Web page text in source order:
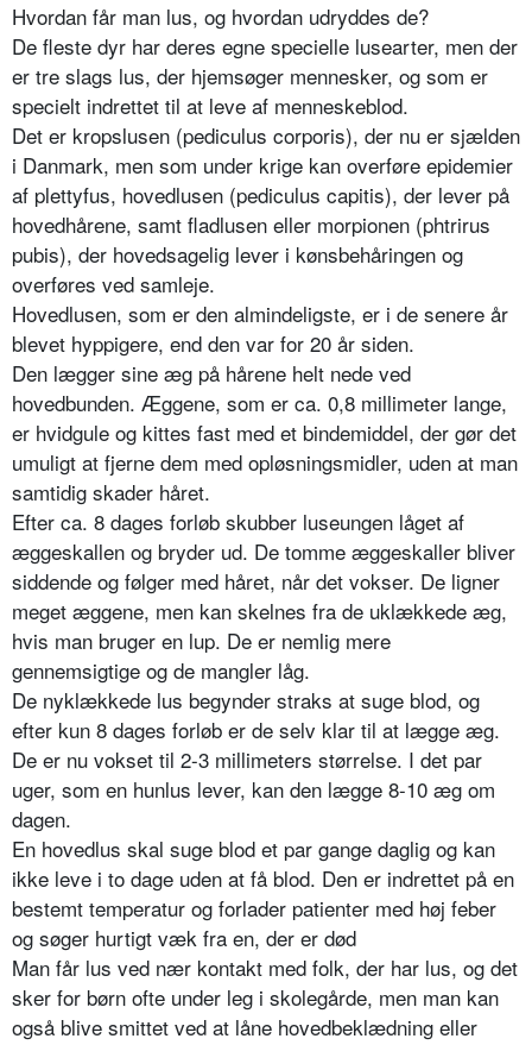
Hvordan får man lus, og hvordan udryddes de?
De fleste dyr har deres egne specielle lusearter, men der
er tre slags lus, der hjemsøger mennesker, og som er
specielt indrettet til at leve af menneskeblod.
Det er kropslusen (pediculus corporis), der nu er sjælden
i Danmark, men som under krige kan overføre epidemier
af plettyfus, hovedlusen (pediculus capitis), der lever på
hovedhårene, samt fladlusen eller morpionen (phtrirus
pubis), der hovedsagelig lever i kønsbehåringen og
overføres ved samleje.
Hovedlusen, som er den almindeligste, er i de senere år
blevet hyppigere, end den var for 20 år siden.
Den lægger sine æg på hårene helt nede ved
hovedbunden. Æggene, som er ca. 0,8 millimeter lange,
er hvidgule og kittes fast med et bindemiddel, der gør det
umuligt at fjerne dem med opløsningsmidler, uden at man
samtidig skader håret.
Efter ca. 8 dages forløb skubber luseungen låget af
æggeskallen og bryder ud. De tomme æggeskaller bliver
siddende og følger med håret, når det vokser. De ligner
meget æggene, men kan skelnes fra de uklækkede æg,
hvis man bruger en lup. De er nemlig mere
gennemsigtige og de mangler låg.
De nyklækkede lus begynder straks at suge blod, og
efter kun 8 dages forløb er de selv klar til at lægge æg.
De er nu vokset til 2-3 millimeters størrelse. I det par
uger, som en hunlus lever, kan den lægge 8-10 æg om
dagen.
En hovedlus skal suge blod et par gange daglig og kan
ikke leve i to dage uden at få blod. Den er indrettet på en
bestemt temperatur og forlader patienter med høj feber
og søger hurtigt væk fra en, der er død
Man får lus ved nær kontakt med folk, der har lus, og det
sker for børn ofte under leg i skolegårde, men man kan
også blive smittet ved at låne hovedbeklædning eller